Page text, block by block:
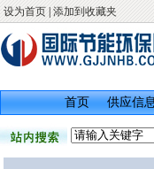
设为首页 添加到收藏夹
首页 供应信